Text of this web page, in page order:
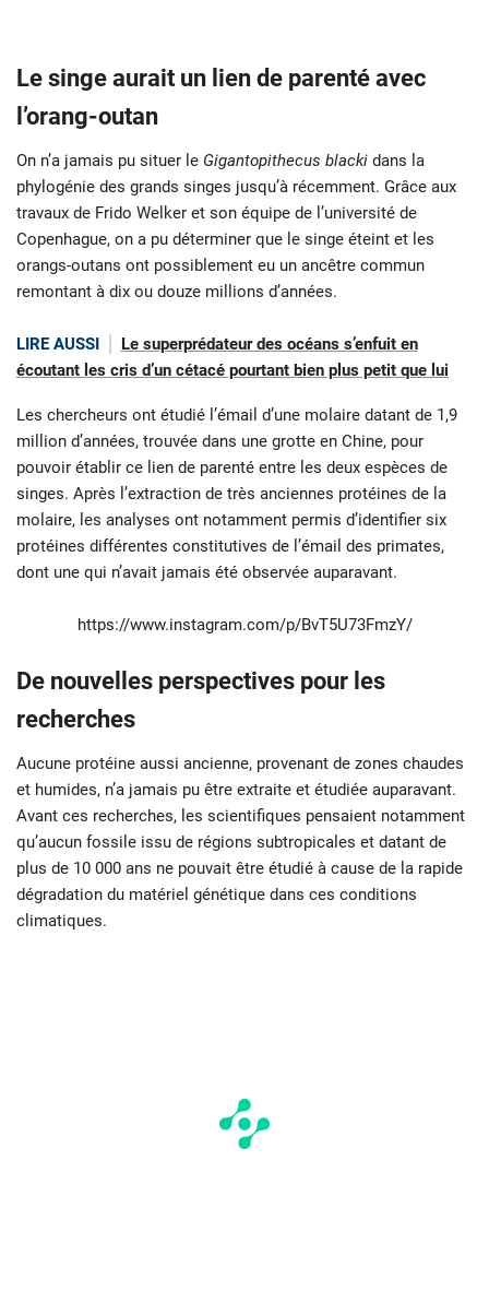
Le singe aurait un lien de parenté avec
l’orang-outan
On n’a jamais pu situer le Gigantopithecus blacki dans la
phylogénie des grands singes jusqu’à récemment. Grâce aux
travaux de Frido Welker et son équipe de l’université de
Copenhague, on a pu déterminer que le singe éteint et les
orangs-outans ont possiblement eu un ancêtre commun
remontant à dix ou douze millions d’années.
LIRE AUSSI
Le superprédateur des océans s’enfuit en
écoutant les cris d’un cétacé pourtant bien plus petit que lui
Les chercheurs ont étudié l’émail d’une molaire datant de 1,9
million d’années, trouvée dans une grotte en Chine, pour
pouvoir établir ce lien de parenté entre les deux espèces de
singes. Après l’extraction de très anciennes protéines de la
molaire, les analyses ont notamment permis d’identifier six
protéines différentes constitutives de l’émail des primates,
dont une qui n’avait jamais été observée auparavant.
https://www.instagram.com/p/BvT5U73FmzY/
De nouvelles perspectives pour les
recherches
Aucune protéine aussi ancienne, provenant de zones chaudes
et humides, n’a jamais pu être extraite et étudiée auparavant.
Avant ces recherches, les scientifiques pensaient notamment
qu’aucun fossile issu de régions subtropicales et datant de
plus de 10 000 ans ne pouvait être étudié à cause de la rapide
dégradation du matériel génétique dans ces conditions
climatiques.